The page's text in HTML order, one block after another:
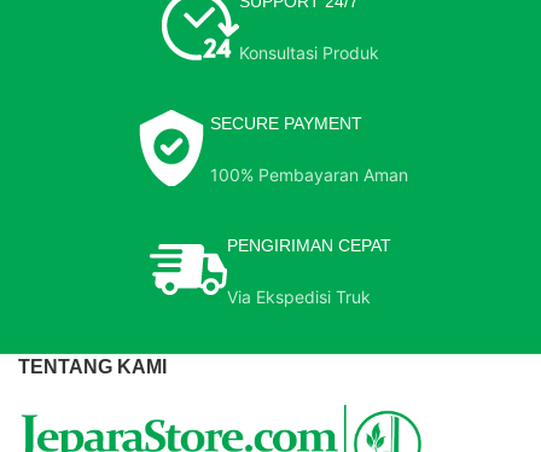
Konsultasi Produk
SECURE PAYMENT
100% Pembayaran Aman
PENGIRIMAN CEPAT
Via Ekspedisi Truk
TENTANG KAMI